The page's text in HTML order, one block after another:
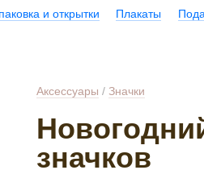
и открытки Плакаты
Аксессуары / Значки
значков